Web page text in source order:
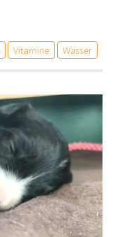
Vitamine Wasser